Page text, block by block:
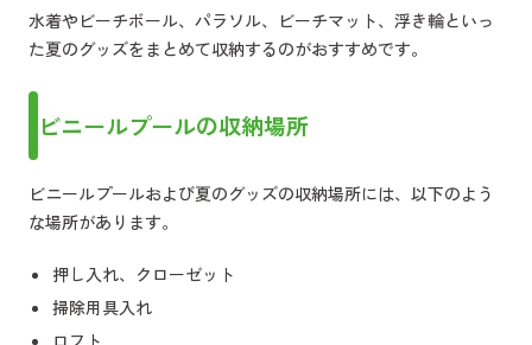
水着やビーチボール、パラソル、ビーチマット、浮き輪といっ
た夏のグッズをまとめて収納するのがおすすめです。
ビニールプールの収納場所
ビニールプールおよび夏のグッズの収納場所には、以下のよう
な場所があります。
押し入れ、クローゼット
掃除用具入れ
ロフト